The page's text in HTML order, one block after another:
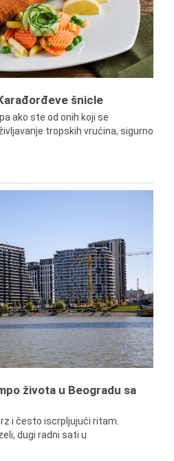
šnicle
ako ste od onih koji se
tropskih vrućina, sigurno
života u Beogradu sa
i često iscrpljujući ritam.
dugi radni sati u